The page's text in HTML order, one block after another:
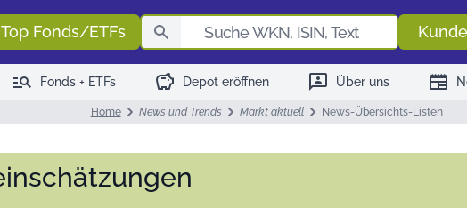
Top Fonds/ETFs
manage_search Fonds + ETFs savings Depot eröffnen 3p Über uns newspaper
Home News und Trends Markt aktuell News-Übersichts-Listen